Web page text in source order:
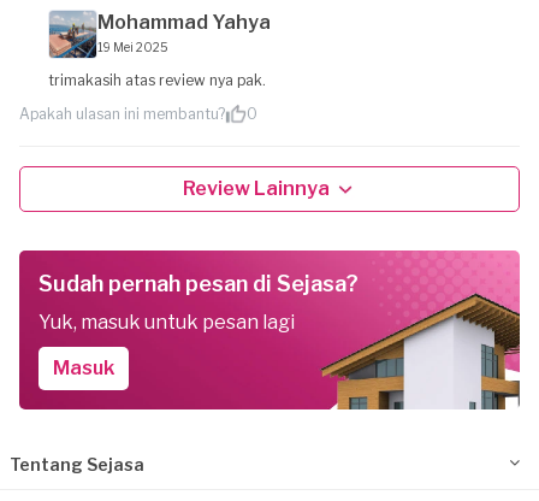
Mohammad Yahya
19 Mei 2025
trimakasih atas review nya pak.
Apakah ulasan ini membantu?
0
Review Lainnya
Sudah pernah pesan di Sejasa?
Yuk, masuk untuk pesan lagi
Masuk
Tentang Sejasa